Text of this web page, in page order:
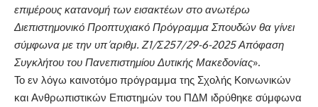
επιμέρους κατανομή των εισακτέων στο ανωτέρω
Διεπιστημονικό Προπτυχιακό Πρόγραμμα Σπουδών θα γίνει
σύμφωνα με την υπ’αριθμ. Ζ1/Σ257/29-6-2025 Απόφαση
Συγκλήτου του Πανεπιστημίου Δυτικής Μακεδονίας».
Το εν λόγω καινοτόμο πρόγραμμα της Σχολής Κοινωνικών
και Ανθρωπιστικών Επιστημών του ΠΔΜ ιδρύθηκε σύμφωνα